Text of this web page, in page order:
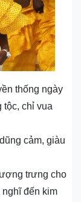
thống ngày
tộc, chỉ vua
cảm, giàu
trưng cho
đến kim